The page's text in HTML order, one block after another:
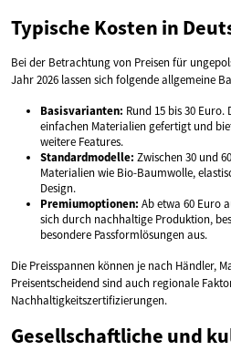
Typische Kosten in
Bei der Betrachtung von Preisen für
Jahr 2026 lassen sich folgende allgemeine
Basisvarianten: Rund 15 bis 30 Euro.
einfachen Materialien gefertigt und
weitere Features.
Standardmodelle: Zwischen 30 und
Materialien wie Bio-Baumwolle,
Design.
Premiumoptionen: Ab etwa 60 Euro
sich durch nachhaltige Produktion,
besondere Passformlösungen aus.
Die Preisspannen können je nach Händler,
Preisentscheidend sind auch regionale
Nachhaltigkeitszertifizierungen.
Gesellschaftliche und